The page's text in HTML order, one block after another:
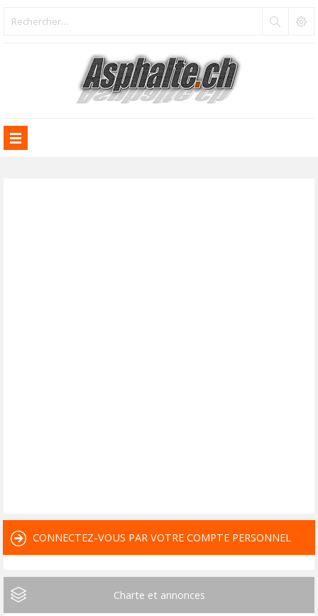
CONNECTEZ-VOUS PAR VOTRE COMPTE PERSONNEL
Charte et annonces